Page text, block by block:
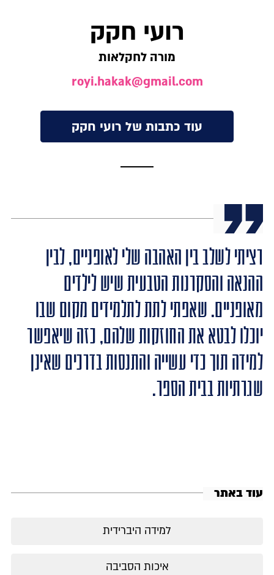
רועי חקק
מורה לחקלאות
royi.hakak@gmail.com
עוד כתבות של רועי חקק
רציתי לשלב בין האהבה שלי לאופניים, לבין
ההנאה והסקרנות הטבעית שיש לילדים
מאופניים. שאפתי לתת לתלמידים מקום שבו
יוכלו לבטא את החוזקות שלהם, כזה שיאפשר
למידה תוך כדי עשייה והתנסות בדרכים שאינן
שגרתיות בבית הספר.
עוד באתר
למידה היברידית
איכות הסביבה